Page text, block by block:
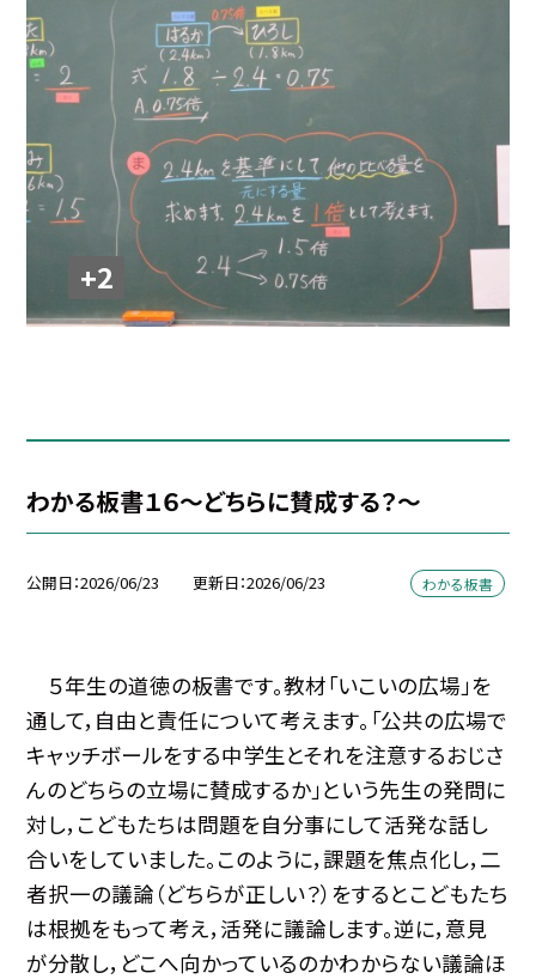
+2
わかる板書１６～どちらに賛成する？～
公開日 2026/06/23 更新日 2026/06/23 わかる板書
５年生の道徳の板書です。教材「いこいの広場」を
通して，自由と責任について考えます。「公共の広場で
キャッチボールをする中学生とそれを注意するおじさ
んのどちらの立場に賛成するか」という先生の発問に
対し，こどもたちは問題を自分事にして活発な話し
合いをしていました。このように，課題を焦点化し，二
者択一の議論（どちらが正しい？）をするとこどもたち
は根拠をもって考え，活発に議論します。逆に，意見
が分散し，どこへ向かっているのかわからない議論ほ